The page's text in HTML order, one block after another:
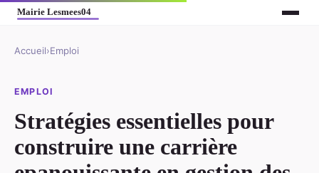
Accueil›Emploi
EMPLOI
Stratégies essentielles pour
construire une carrière